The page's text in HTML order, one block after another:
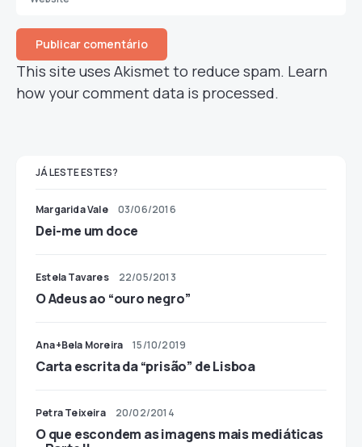
This site uses Akismet to reduce spam. Learn
how your comment data is processed.
JÁ LESTE ESTES?
Margarida Vale 03/06/2016
Dei-me um doce
Estela Tavares 22/05/2013
O Adeus ao “ouro negro”
Ana+Bela Moreira 15/10/2019
Carta escrita da “prisão” de Lisboa
Petra Teixeira 20/02/2014
O que escondem as imagens mais mediáticas